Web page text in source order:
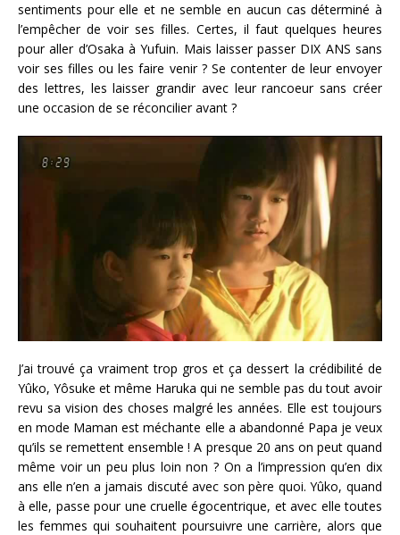
sentiments pour elle et ne semble en aucun cas déterminé à
l’empêcher de voir ses filles. Certes, il faut quelques heures
pour aller d’Osaka à Yufuin. Mais laisser passer DIX ANS sans
voir ses filles ou les faire venir ? Se contenter de leur envoyer
des lettres, les laisser grandir avec leur rancoeur sans créer
une occasion de se réconcilier avant ?
J’ai trouvé ça vraiment trop gros et ça dessert la crédibilité de
Yûko, Yôsuke et même Haruka qui ne semble pas du tout avoir
revu sa vision des choses malgré les années. Elle est toujours
en mode Maman est méchante elle a abandonné Papa je veux
qu’ils se remettent ensemble ! A presque 20 ans on peut quand
même voir un peu plus loin non ? On a l’impression qu’en dix
ans elle n’en a jamais discuté avec son père quoi. Yûko, quand
à elle, passe pour une cruelle égocentrique, et avec elle toutes
les femmes qui souhaitent poursuivre une carrière, alors que